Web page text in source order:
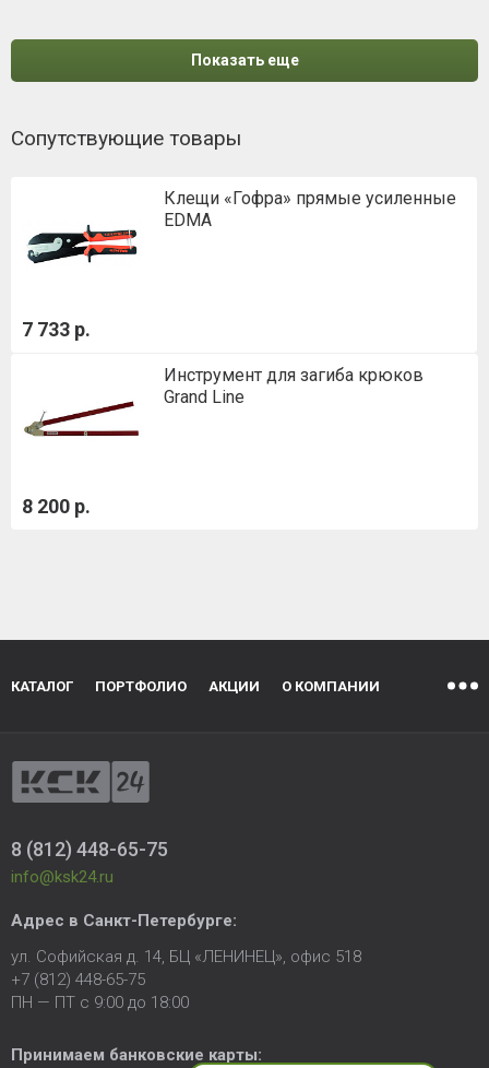
Показать еще
Сопутствующие товары
Клещи «Гофра» прямые усиленные
EDMA
7 733 р.
Инструмент для загиба крюков
Grand Line
8 200 р.
КАТАЛОГ ПОРТФОЛИО АКЦИИ О КОМПАНИИ
8 (812) 448-65-75
info@ksk24.ru
Адрес в Санкт-Петербурге:
ул. Софийская д. 14, БЦ «ЛЕНИНЕЦ», офис 518
+7 (812) 448-65-75
ПН — ПТ с 9:00 до 18:00
Принимаем банковские карты: